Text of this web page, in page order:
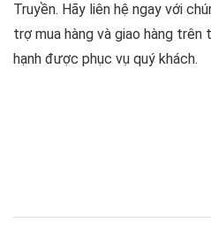
Truyền. Hãy liên hệ ngay với
trợ mua hàng và giao hàng trên
hạnh được phục vụ quý khách.